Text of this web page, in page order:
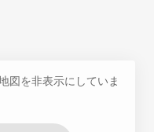
図を非表示にしていま